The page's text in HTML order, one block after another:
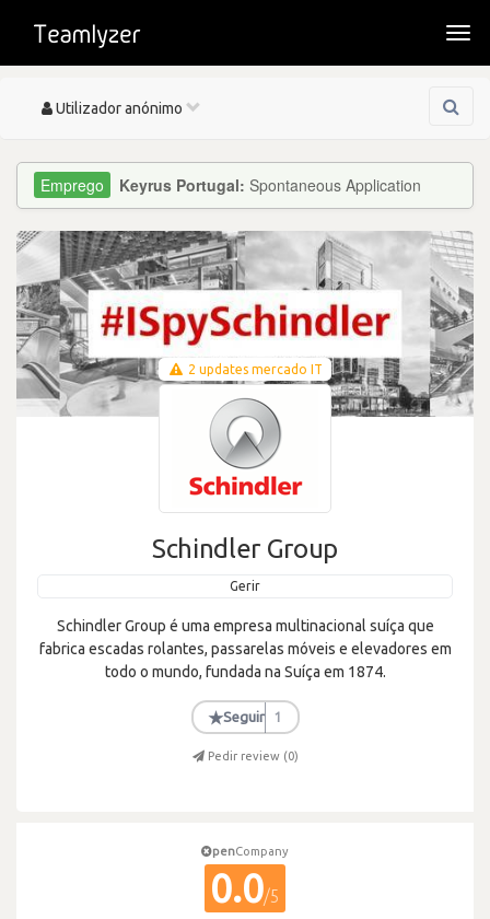
Toggle
Utilizador anónimo
Keyrus Portugal: Spontaneous Application
2 updates mercado IT
Schindler Group
Gerir
Schindler Group é uma empresa multinacional suíça que
fabrica escadas rolantes, passarelas móveis e elevadores em
todo o mundo, fundada na Suíça em 1874.
★Seguir 1
Pedir review (0)
penCompany
0.0/5